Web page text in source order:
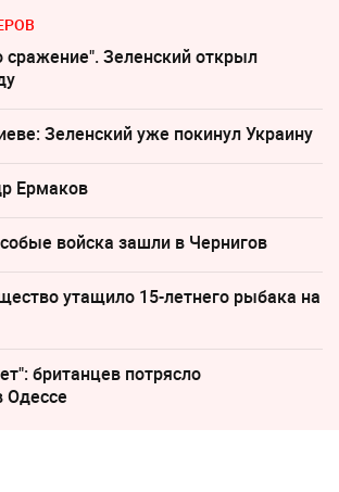
сражение". Зеленский открыл
Зеленский уже покинул Украину
Ермаков
войска зашли в Чернигов
утащило 15-летнего рыбака на
британцев потрясло
Одессе